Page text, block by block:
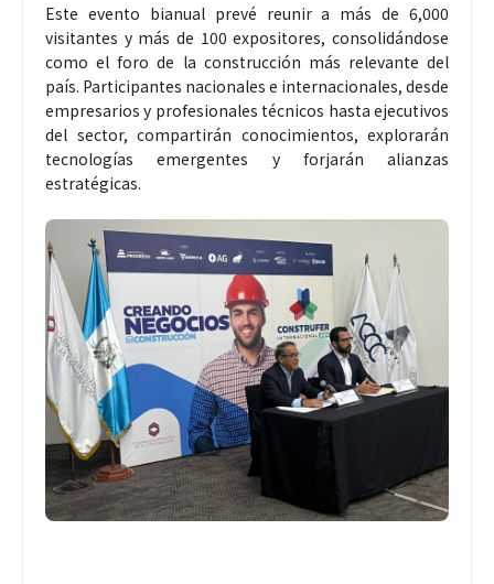
Este evento bianual prevé reunir a más de 6,000
visitantes y más de 100 expositores, consolidándose
como el foro de la construcción más relevante del
país. Participantes nacionales e internacionales, desde
empresarios y profesionales técnicos hasta ejecutivos
del sector, compartirán conocimientos, explorarán
tecnologías emergentes y forjarán alianzas
estratégicas.